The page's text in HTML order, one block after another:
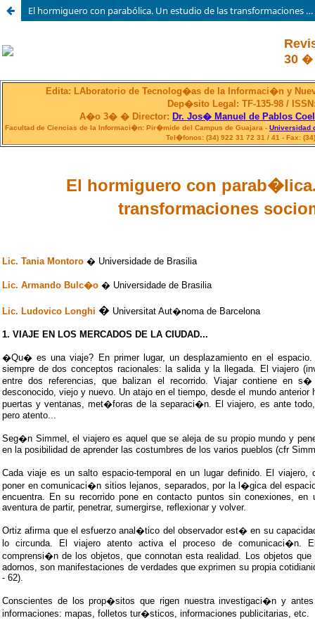
El hormiguero con parabólica. Un estudio de las transformaciones sociomediáticas